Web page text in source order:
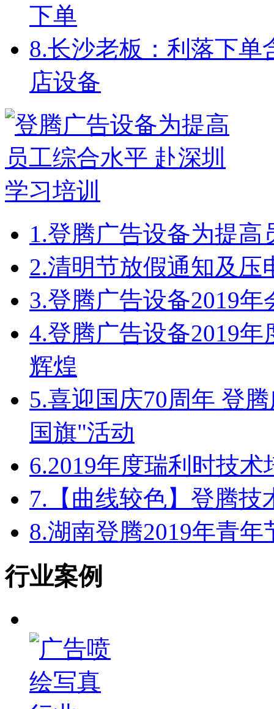
下单
8.长沙老板：利落下单
店设备
1.登腾广告设备为提高
2.清明节放假通知及压
3.登腾广告设备2019
4.登腾广告设备2019
辉煌
5.喜迎国庆70周年 登
国旗"活动
6.2019年度瑞利时技
7. 【曲线较色】登腾
8.湖南登腾2019年青
行业案例